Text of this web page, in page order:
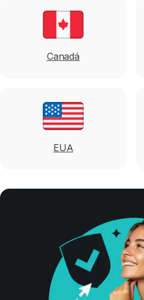
Canadá
EUA